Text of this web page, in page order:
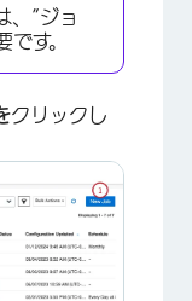
、”ジョ
です。
クリックし